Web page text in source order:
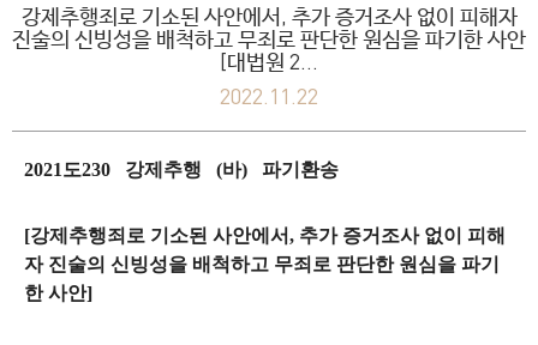
강제추행죄로 기소된 사안에서, 추가 증거조사 없이 피해자
진술의 신빙성을 배척하고 무죄로 판단한 원심을 파기한 사안
[대법원 2…
2022.11.22
2021도230 강제추행 (바) 파기환송
[강제추행죄로 기소된 사안에서, 추가 증거조사 없이 피해
자 진술의 신빙성을 배척하고 무죄로 판단한 원심을 파기
한 사안]